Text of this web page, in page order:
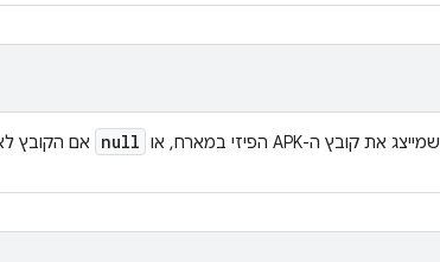
שמייצג את קובץ ה-APK הפיזי במארח, או null אם הקובץ